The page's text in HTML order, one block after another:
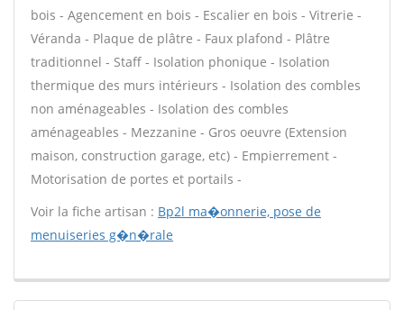
bois - Agencement en bois - Escalier en bois - Vitrerie -
Véranda - Plaque de plâtre - Faux plafond - Plâtre
traditionnel - Staff - Isolation phonique - Isolation
thermique des murs intérieurs - Isolation des combles
non aménageables - Isolation des combles
aménageables - Mezzanine - Gros oeuvre (Extension
maison, construction garage, etc) - Empierrement -
Motorisation de portes et portails -
Voir la fiche artisan : Bp2l ma�onnerie, pose de
menuiseries g�n�rale